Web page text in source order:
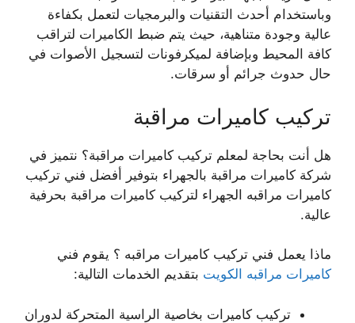
وباستخدام أحدث التقنيات والبرمجيات لتعمل بكفاءة
عالية وجودة متناهية، حيث يتم ضبط الكاميرات لتراقب
كافة المحيط وبإضافة لميكرفونات لتسجيل الأصوات في
حال حدوث جرائم أو سرقات.
تركيب كاميرات مراقبة
هل أنت بحاجة لمعلم تركيب كاميرات مراقبة؟ نتميز في
شركة كاميرات مراقبة بالجهراء بتوفير أفضل فني تركيب
كاميرات مراقبه الجهراء لتركيب كاميرات مراقبة بحرفية
عالية.
ماذا يعمل فني تركيب كاميرات مراقبه ؟ يقوم فني
كاميرات مراقبه الكويت بتقديم الخدمات التالية:
تركيب كاميرات بخاصية الراسية المتحركة لدوران